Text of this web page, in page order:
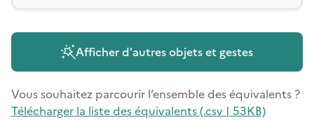
Afficher d'autres objets et gestes
Vous souhaitez parcourir l’ensemble des équivalents ?
Télécharger la liste des équivalents (.csv | 53KB)